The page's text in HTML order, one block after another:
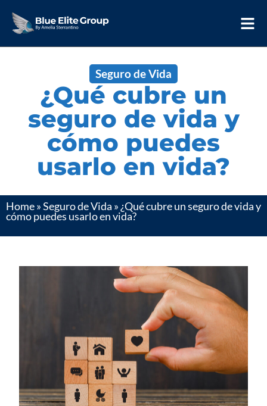
Seguro de Vida
¿Qué cubre un
seguro de vida y
cómo puedes
usarlo en vida?
Home»Seguro de Vida »¿Qué cubre un seguro de vida y
cómo puedes usarlo en vida?